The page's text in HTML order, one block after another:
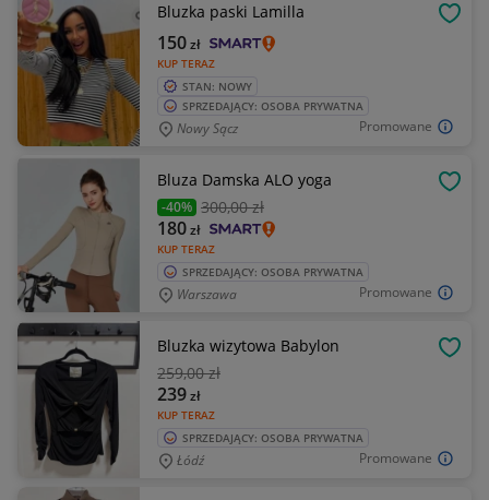
Promowane
Bluzka paski Lamilla
KUP TERAZ
150zł
STAN: NOWY
SPRZEDAJĄCY: OSOBA PRYWATNA
Nowy Sącz
Promowane
Bluza Damska ALO yoga
-40% 300,00 zł
KUP TERAZ
180zł
SPRZEDAJĄCY: OSOBA PRYWATNA
Warszawa
Promowane
Bluzka wizytowa Babylon
259,00 zł
KUP TERAZ
239zł
SPRZEDAJĄCY: OSOBA PRYWATNA
Łódź